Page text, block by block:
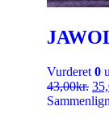
Vurderet 0
43,00kr.
Sammenlign